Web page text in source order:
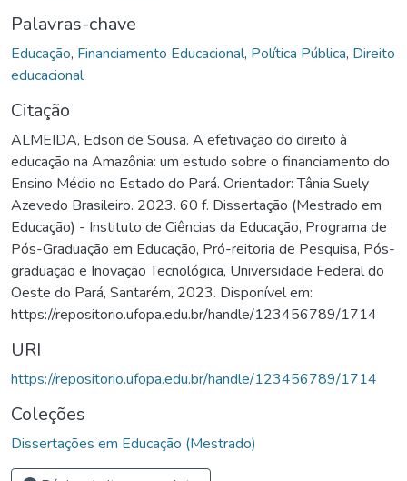
Palavras-chave
Educação, Financiamento Educacional, Política Pública, Direito
educacional
Citação
ALMEIDA, Edson de Sousa. A efetivação do direito à
educação na Amazônia: um estudo sobre o financiamento do
Ensino Médio no Estado do Pará. Orientador: Tânia Suely
Azevedo Brasileiro. 2023. 60 f. Dissertação (Mestrado em
Educação) - Instituto de Ciências da Educação, Programa de
Pós-Graduação em Educação, Pró-reitoria de Pesquisa, Pós-
graduação e Inovação Tecnológica, Universidade Federal do
Oeste do Pará, Santarém, 2023. Disponível em:
https://repositorio.ufopa.edu.br/handle/123456789/1714
URI
https://repositorio.ufopa.edu.br/handle/123456789/1714
Coleções
Dissertações em Educação (Mestrado)